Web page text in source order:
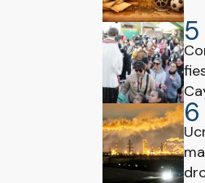
5
6